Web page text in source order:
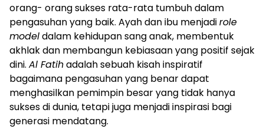
orang- orang sukses rata-rata tumbuh dalam
pengasuhan yang baik. Ayah dan ibu menjadirole
modeldalam kehidupan sang anak, membentuk
akhlak dan membangun kebiasaan yang positif sejak
dini. Al Fatihadalah sebuah kisah inspiratif
bagaimana pengasuhan yang benar dapat
menghasilkan pemimpin besar yang tidak hanya
sukses di dunia, tetapi juga menjadi inspirasi bagi
generasi mendatang.